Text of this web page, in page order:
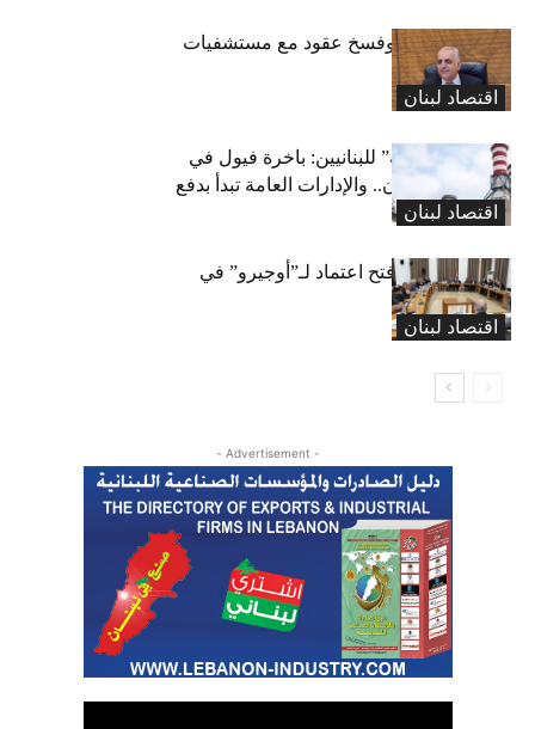
اقتصاد لبنان
كركي: إنذارات وفسخ عقود مع مستشفيات
مخالفة
اقتصاد لبنان
بشرى “كهربائية” للبنانيين: باخرة فيول في
طريقها إلى لبنان.. والإدارات العامة تبدأ بدفع
متوجباتها
اقتصاد لبنان
لجنة المال تقرّ فتح اعتماد لـ”أوجيرو” في
موازنة 2026
- Advertisement -